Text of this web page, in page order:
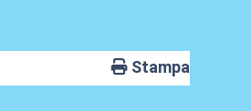
Stampa